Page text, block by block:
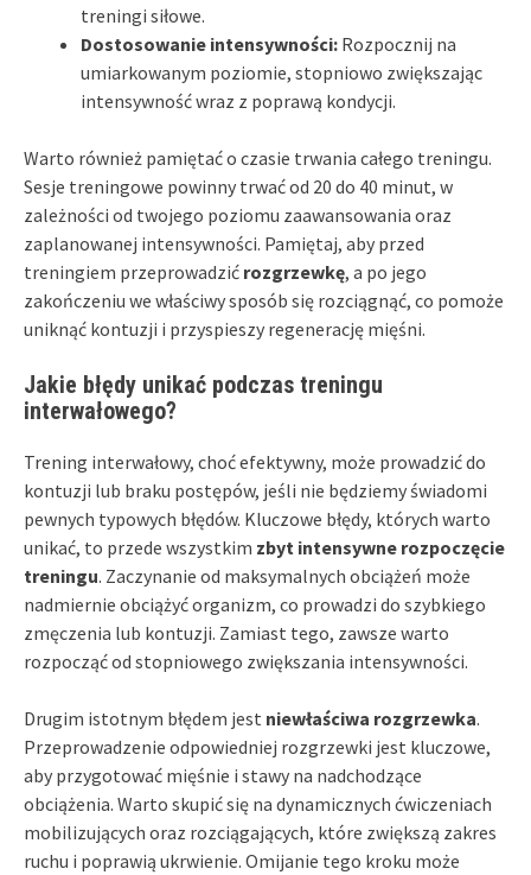
treningi siłowe.
Dostosowanie intensywności: Rozpocznij na
umiarkowanym poziomie, stopniowo zwiększając
intensywność wraz z poprawą kondycji.
Warto również pamiętać o czasie trwania całego treningu.
Sesje treningowe powinny trwać od 20 do 40 minut, w
zależności od twojego poziomu zaawansowania oraz
zaplanowanej intensywności. Pamiętaj, aby przed
treningiem przeprowadzić rozgrzewkę, a po jego
zakończeniu we właściwy sposób się rozciągnąć, co pomoże
uniknąć kontuzji i przyspieszy regenerację mięśni.
Jakie błędy unikać podczas treningu
interwałowego?
Trening interwałowy, choć efektywny, może prowadzić do
kontuzji lub braku postępów, jeśli nie będziemy świadomi
pewnych typowych błędów. Kluczowe błędy, których warto
unikać, to przede wszystkim zbyt intensywne rozpoczęcie
treningu. Zaczynanie od maksymalnych obciążeń może
nadmiernie obciążyć organizm, co prowadzi do szybkiego
zmęczenia lub kontuzji. Zamiast tego, zawsze warto
rozpocząć od stopniowego zwiększania intensywności.
Drugim istotnym błędem jest niewłaściwa rozgrzewka.
Przeprowadzenie odpowiedniej rozgrzewki jest kluczowe,
aby przygotować mięśnie i stawy na nadchodzące
obciążenia. Warto skupić się na dynamicznych ćwiczeniach
mobilizujących oraz rozciągających, które zwiększą zakres
ruchu i poprawią ukrwienie. Omijanie tego kroku może